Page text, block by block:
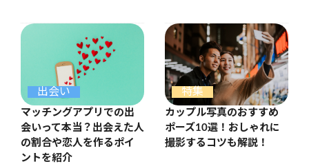
出会い
マッチングアプリでの出
会いって本当？出会えた人
の割合や恋人を作るポイ
ントを紹介
特集
カップル写真のおすすめ
ポーズ10選！おしゃれに
撮影するコツも解説！